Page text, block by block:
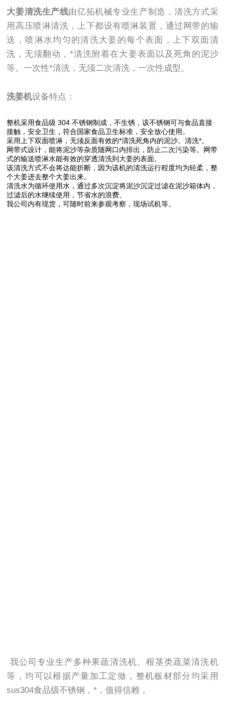
大姜清洗生产线由亿拓机械专业生产制造，清洗方式采
用高压喷淋清洗，上下都设有喷淋装置，通过网带的输
送，喷淋水均匀的清洗大姜的每个表面，上下双面清
洗，无须翻动，*清洗附着在大姜表面以及死角的泥沙
等。一次性*清洗，无须二次清洗，一次性成型。
洗姜机设备特点：
整机采用食品级 304 不锈钢制成，不生锈，该不锈钢可与食品直接
接触，安全卫生，符合国家食品卫生标准，安全放心使用。
采用上下双面喷淋，无须反面有效的*清洗死角内的泥沙。清洗*。
网带式设计，能将泥沙等杂质随网口内排出，防止二次污染等。网带
式的输送喷淋水能有效的穿透清洗到大姜的表面。
该清洗方式不会将达能折断，因为该机的清洗运行程度均为轻柔，整
个大姜进去整个大姜出来。
清洗水为循环使用水，通过多次沉淀将泥沙沉淀过滤在泥沙箱体内，
过滤后的水继续使用，节省水的浪费。
我公司内有现货，可随时前来参观考察，现场试机等。
我公司专业生产多种果蔬清洗机、根茎类蔬菜清洗机
等，均可以根据产量加工定做，整机板材部分均采用
sus304食品级不锈钢，*，值得信赖，